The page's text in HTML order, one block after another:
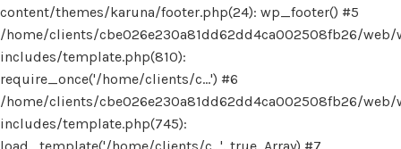
content/themes/karuna/footer.php(24): wp_footer() #5
/home/clients/cbe026e230a81dd62dd4ca002508fb26/web/
includes/template.php(810):
require_once('/home/clients/c...') #6
/home/clients/cbe026e230a81dd62dd4ca002508fb26/web/
includes/template.php(745):